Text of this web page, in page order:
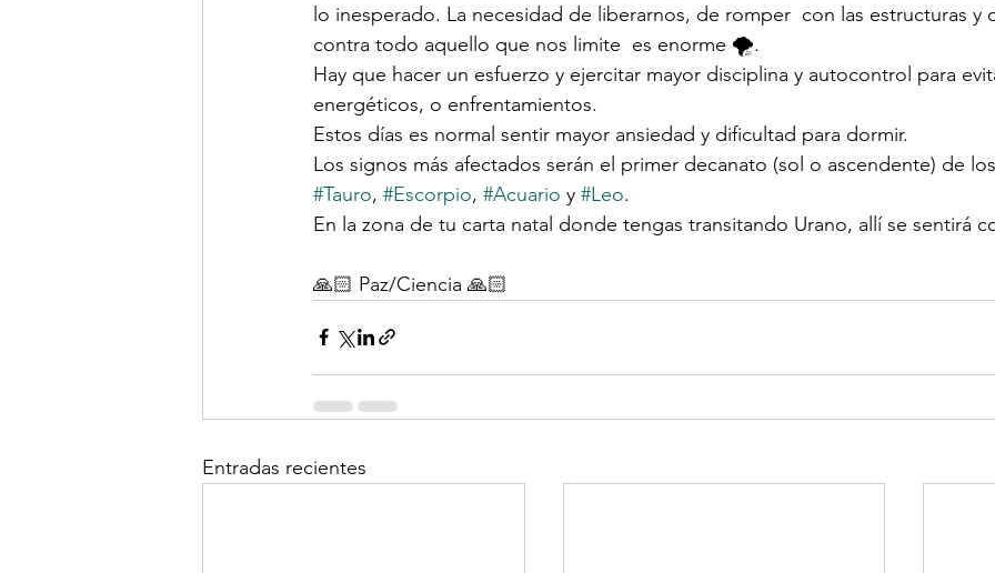
lo inesperado. La necesidad de liberarnos, de romper  con las estructuras y
contra todo aquello que nos limite  es enorme 🌪.
Hay que hacer un esfuerzo y ejercitar mayor disciplina y autocontrol para
energéticos, o enfrentamientos.
Estos días es normal sentir mayor ansiedad y dificultad para dormir.
Los signos más afectados serán el primer decanato (sol o ascendente) de
#Tauro, #Escorpio, #Acuario y #Leo.
En la zona de tu carta natal donde tengas transitando Urano, allí se sentirá
🙏🏻 Paz/Ciencia 🙏🏻
Entradas recientes